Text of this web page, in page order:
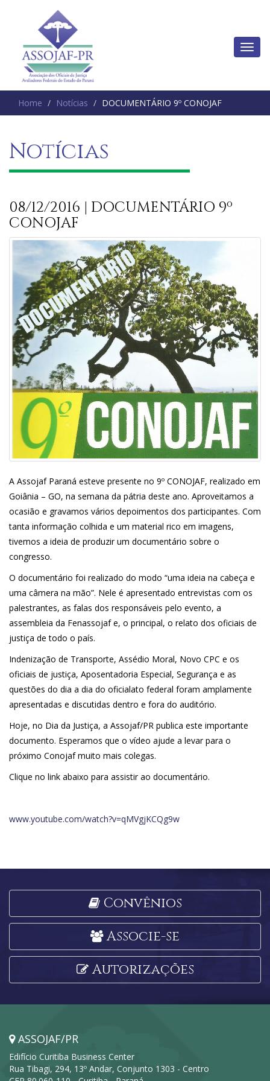
Home Notícias DOCUMENTÁRIO 9º CONOJAF
Notícias
08/12/2016 | DOCUMENTÁRIO 9º
CONOJAF
A Assojaf Paraná esteve presente no 9º CONOJAF, realizado em
Goiânia – GO, na semana da pátria deste ano. Aproveitamos a
ocasião e gravamos vários depoimentos dos participantes. Com
tanta informação colhida e um material rico em imagens,
tivemos a ideia de produzir um documentário sobre o
congresso.
O documentário foi realizado do modo “uma ideia na cabeça e
uma câmera na mão”. Nele é apresentado entrevistas com os
palestrantes, as falas dos responsáveis pelo evento, a
assembleia da Fenassojaf e, o principal, o relato dos oficiais de
justiça de todo o país.
Indenização de Transporte, Assédio Moral, Novo CPC e os
oficiais de justiça, Aposentadoria Especial, Segurança e as
questões do dia a dia do oficialato federal foram amplamente
apresentadas e discutidas dentro e fora do auditório.
Hoje, no Dia da Justiça, a Assojaf/PR publica este importante
documento. Esperamos que o vídeo ajude a levar para o
próximo Conojaf muito mais colegas.
Clique no link abaixo para assistir ao documentário.
www.youtube.com/watch?v=qMVgjKCQg9w
Convênios
Associe-se
Autorizações
ASSOJAF/PR
Edifício Curitiba Business Center
Rua Tibagi, 294, 13º Andar, Conjunto 1303 - Centro